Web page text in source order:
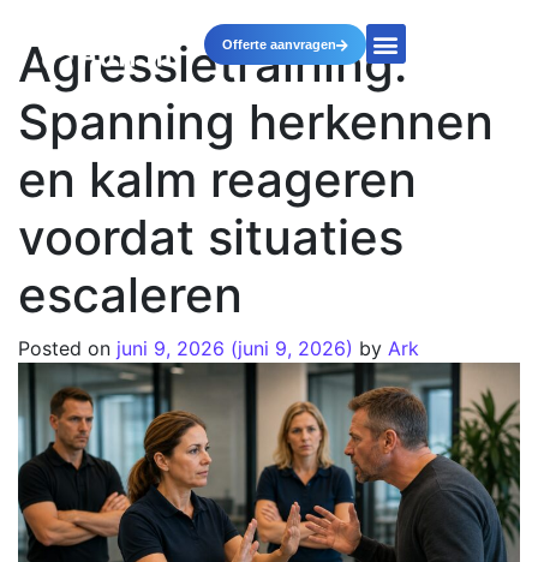
Offerte aanvragen
Agressietraining:
Spanning herkennen
en kalm reageren
voordat situaties
escaleren
Posted on juni 9, 2026 (juni 9, 2026) by Ark